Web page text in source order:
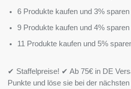
6 Produkte kaufen und 3% sparen
9 Produkte kaufen und 4% sparen
11 Produkte kaufen und 5%
✔ Staffelpreise! ✔ Ab 75€ in DE
Punkte und löse sie bei der